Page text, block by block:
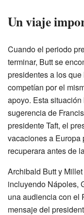
Un viaje
Cuando el periodo
terminar, Butt se
presidentes a los
competían por el
apoyo. Esta
sugerencia de
presidente Taft, el
vacaciones a Europa
recuperara antes de
Archibald Butt y
incluyendo Nápoles,
una audiencia con el
mensaje del